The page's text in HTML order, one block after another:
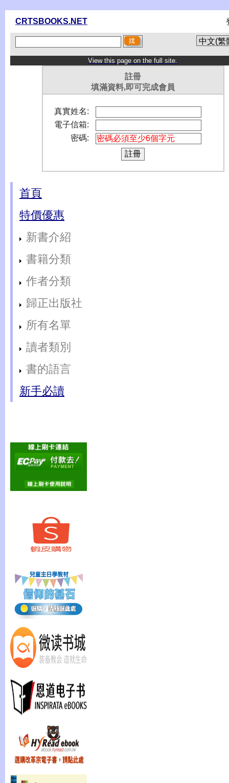
CRTSBOOKS.NET
View this page on the full site.
註冊
填滿資料,即可完成會員
真實姓名:
電子信箱:
密碼:
首頁
特價優惠
新書介紹
書籍分類
作者分類
歸正出版社
所有名單
讀者類別
書的語言
新手必讀